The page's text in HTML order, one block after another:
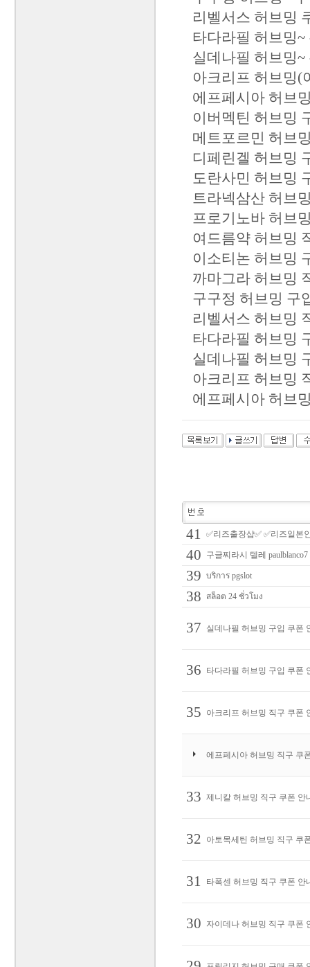
리벨서스 허브밍
타다라필 허브밍
실데나필 허브밍~
아크리프 허브밍(
에프페시아 허브
이버멕틴 허브밍
메트포르민 허브
디페린겔 허브밍
도란사민 허브밍
트라넥삼산 허브
프로기노바 허브
여드름약 허브밍
이소티논 허브밍
까마그라 허브밍
구구정 허브밍 구
리벨서스 허브밍
타다라필 허브밍
실데나필 허브밍
아크리프 허브밍
에프페시아 허브
41 ✅리즈출장샵✅ ✅리즈일본
40 구글찌라시 텔레
39 บริการ pgslot
38 สล็อต 24 ชั่วโมง
37 실데나필 허브밍 구입 쿠폰
36 타다라필 허브밍 구입 쿠폰
35 아크리프 허브밍 직구 쿠폰
에프페시아 허브밍 직구 쿠
33 제니칼 허브밍 직구 쿠폰 안
32 아토목세틴 허브밍 직구 쿠
31 타폭센 허브밍 직구 쿠폰 안
30 자이데나 허브밍 직구 쿠폰